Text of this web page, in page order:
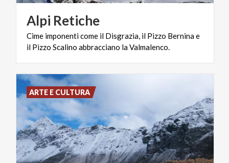
Alpi Retiche
Cime imponenticome il Disgrazia, il Pizzo Berninae
il Pizzo Scalino abbracciano laValmalenco.
ARTE E CULTURA